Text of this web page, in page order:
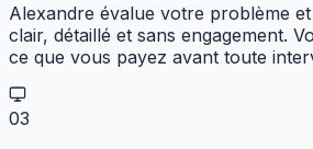
Alexandre évalue votre problème
clair, détaillé et sans engagement.
ce que vous payez avant toute
03